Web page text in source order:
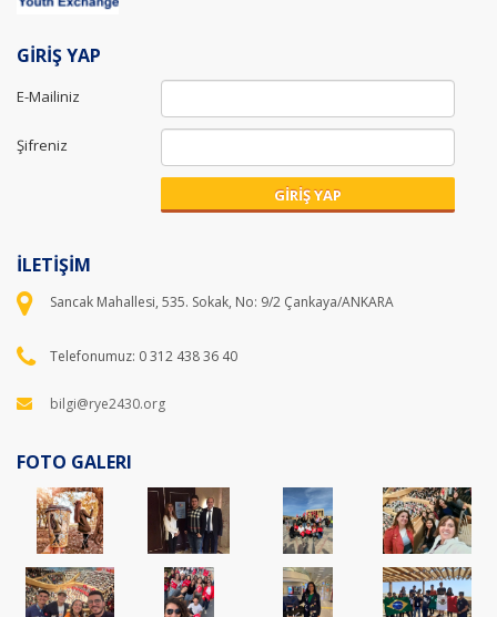
GİRİŞ YAP
E-Mailiniz
Şifreniz
GİRİŞ YAP
İLETİŞİM
Sancak Mahallesi, 535. Sokak, No: 9/2 Çankaya/ANKARA
Telefonumuz: 0 312 438 36 40
bilgi@rye2430.org
FOTO GALERI